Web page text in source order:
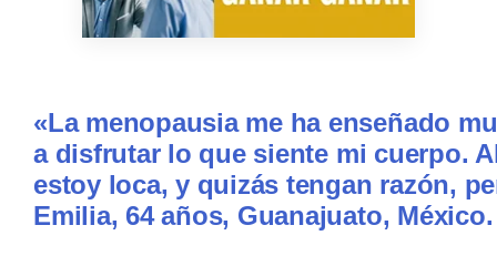
«La menopausia me ha enseñado
a disfrutar lo que siente mi cuerpo.
estoy loca, y quizás tengan razón,
Emilia, 64 años, Guanajuato, México.